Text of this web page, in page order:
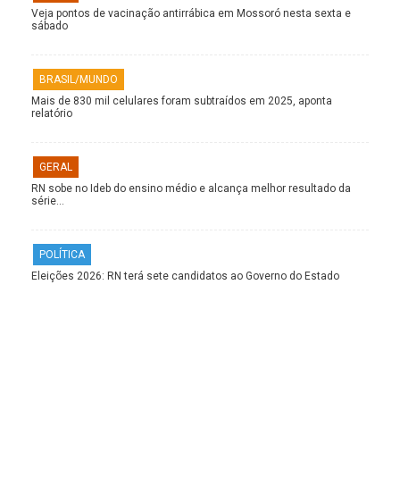
Veja pontos de vacinação antirrábica em Mossoró nesta sexta e
sábado
BRASIL/MUNDO
Mais de 830 mil celulares foram subtraídos em 2025, aponta
relatório
GERAL
RN sobe no Ideb do ensino médio e alcança melhor resultado da
série…
POLÍTICA
Eleições 2026: RN terá sete candidatos ao Governo do Estado